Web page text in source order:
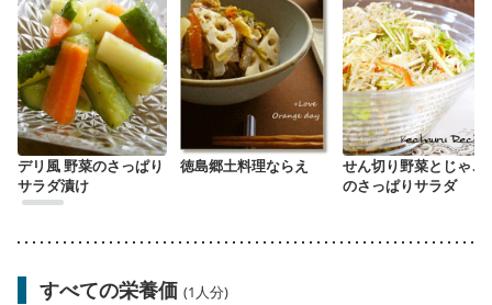
デリ風 野菜のさっぱり
サラダ漬け
徳島郷土料理ならえ
せん切り野菜とじゃこ
のさっぱりサラダ
すべての栄養価 (1人分)